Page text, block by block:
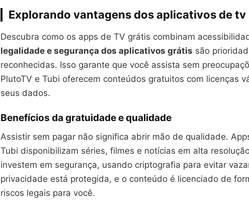
Explorando vantagens dos aplicativos de
Descubra como os apps de TV grátis combinam
legalidade e segurança dos aplicativos grátis são
reconhecidas. Isso garante que você assista sem
PlutoTV e Tubi oferecem conteúdos gratuitos com licenças
seus dados.
Benefícios da gratuidade e qualidade
Assistir sem pagar não significa abrir mão de qualidade.
Tubi disponibilizam séries, filmes e notícias em alta
investem em segurança, usando criptografia para evitar
privacidade está protegida, e o conteúdo é licenciado de
riscos legais para você.